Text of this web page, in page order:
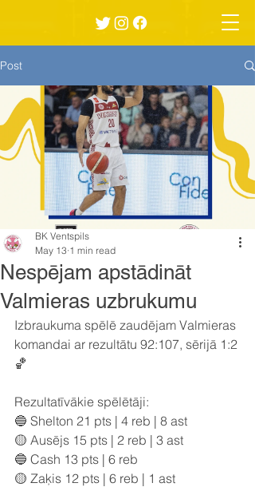
Post
Nespējam apstādināt
Valmieras uzbrukumu
BK Ventspils
May 13 1 min read
Izbraukuma spēlē zaudējam Valmieras
komandai ar rezultātu 92:107, sērijā 1:2
🏀
Rezultatīvākie spēlētāji:
🔵 Shelton 21 pts | 4 reb | 8 ast
🟡 Ausējs 15 pts | 2 reb | 3 ast
🔵 Cash 13 pts | 6 reb
🟡 Zaķis 12 pts | 6 reb | 1 ast